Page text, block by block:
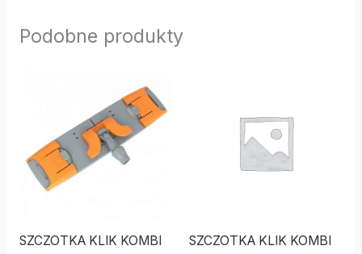
Podobne produkty
SZCZOTKA KLIK KOMBI
SZCZOTKA KLIK KOMBI